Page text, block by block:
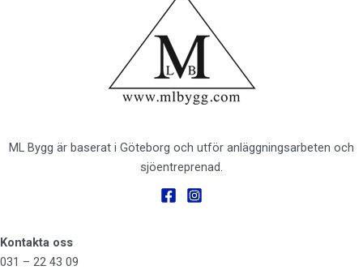
ML Bygg är baserat i Göteborg och utför anläggningsarbeten och
sjöentreprenad.
Kontakta oss
031 – 22 43 09